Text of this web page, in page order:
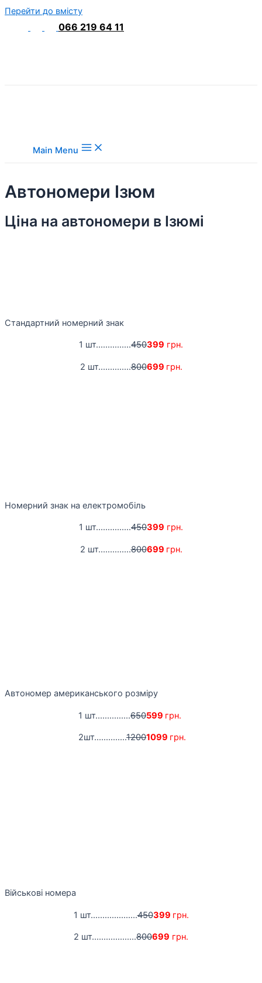
Перейти до вмісту
066 219 64 11
Main Menu
Автономери Ізюм
Ціна на автономери в Ізюмі
Стандартний номерний знак
1 шт...............450399 грн.
2 шт..............800699 грн.
Номерний знак на електромобіль
1 шт...............450399 грн.
2 шт..............800699 грн.
Автономер американського розміру
1 шт...............650599 грн.
2шт..............12001099 грн.
Військові номера
1 шт....................450399 грн.
2 шт...................800699 грн.